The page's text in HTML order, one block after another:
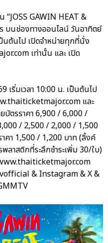
“JOSS GAWIN HEAT &
บนช่องทางออนไลน์ วันอาทิตย์
นต้นไป เปิดจำหน่ายทุกที่นั่ง
เท่านั้น และ เปิด
ริ่มเวลา 10:00 น. เป็นต้นไป
และ
บัตรราคา 6,900 / 6,000 /
/ 2,500 / 2,000 / 1,500
คา 1,500 / 1,200 บาท (ลิ้งค์
ลาสติกที่ระลึกชำระเพิ่ม 30/ใบ)
www.thaiticketmajor.com
& Instagram & X &